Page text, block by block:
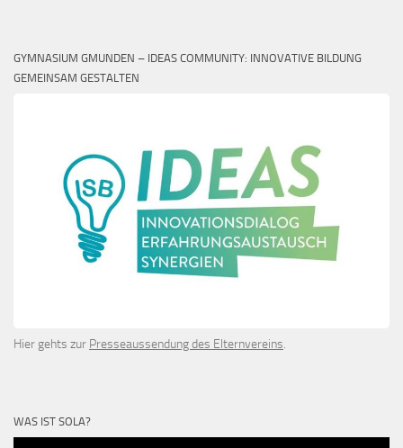
GYMNASIUM GMUNDEN – IDEAS COMMUNITY: INNOVATIVE BILDUNG
GEMEINSAM GESTALTEN
Hier gehts zur Presseaussendung des Elternvereins.
WAS IST SOLA?